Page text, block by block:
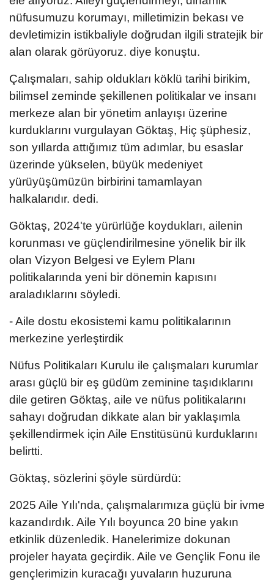
nüfusumuzu korumayı, milletimizin bekası ve
devletimizin istikbaliyle doğrudan ilgili stratejik bir
alan olarak görüyoruz. diye konuştu.
Çalışmaları, sahip oldukları köklü tarihi birikim,
bilimsel zeminde şekillenen politikalar ve insanı
merkeze alan bir yönetim anlayışı üzerine
kurduklarını vurgulayan Göktaş, Hiç şüphesiz,
son yıllarda attığımız tüm adımlar, bu esaslar
üzerinde yükselen, büyük medeniyet
yürüyüşümüzün birbirini tamamlayan
halkalarıdır. dedi.
Göktaş, 2024'te yürürlüğe koydukları, ailenin
korunması ve güçlendirilmesine yönelik bir ilk
olan Vizyon Belgesi ve Eylem Planı
politikalarında yeni bir dönemin kapısını
araladıklarını söyledi.
- Aile dostu ekosistemi kamu politikalarının
merkezine yerleştirdik
Nüfus Politikaları Kurulu ile çalışmaları kurumlar
arası güçlü bir eş güdüm zeminine taşıdıklarını
dile getiren Göktaş, aile ve nüfus politikalarını
sahayı doğrudan dikkate alan bir yaklaşımla
şekillendirmek için Aile Enstitüsünü kurduklarını
belirtti.
Göktaş, sözlerini şöyle sürdürdü:
2025 Aile Yılı'nda, çalışmalarımıza güçlü bir ivme
kazandırdık. Aile Yılı boyunca 20 bine yakın
etkinlik düzenledik. Hanelerimize dokunan
projeler hayata geçirdik. Aile ve Gençlik Fonu ile
gençlerimizin kuracağı yuvaların huzuruna